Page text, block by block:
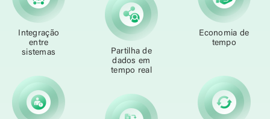
Integração
entre
sistemas
Partilha de
dados em
tempo real
Economia de
tempo